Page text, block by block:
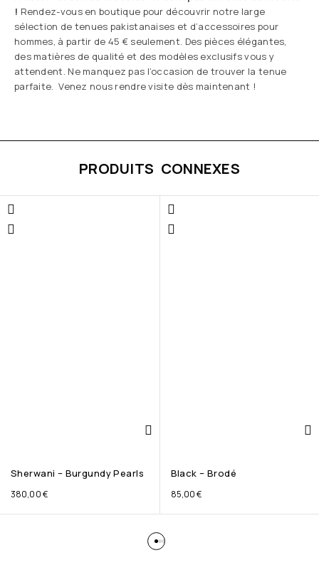
! Rendez-vous en boutique pour découvrir notre large
sélection de tenues pakistanaises et d’accessoires pour
hommes, à partir de 45 € seulement. Des pièces élégantes,
des matières de qualité et des modèles exclusifs vous y
attendent. Ne manquez pas l’occasion de trouver la tenue
parfaite. Venez nous rendre visite dès maintenant !
PRODUITS CONNEXES
Sherwani – Burgundy Pearls
380,00€
Black – Brodé
85,00€